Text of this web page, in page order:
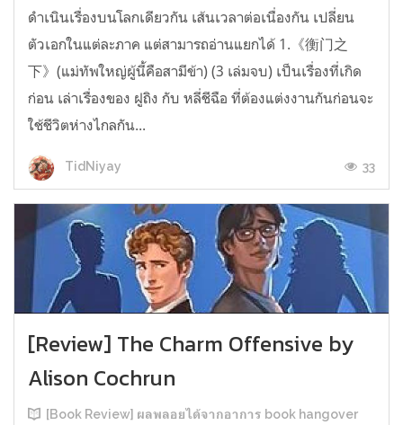
ดำเนินเรื่องบนโลกเดียวกัน เส้นเวลาต่อเนื่องกัน เปลี่ยน
ตัวเอกในแต่ละภาค แต่สามารถอ่านแยกได้ 1.《衡门之
下》(แม่ทัพใหญ่ผู้นี้คือสามีข้า) (3 เล่มจบ) เป็นเรื่องที่เกิด
ก่อน เล่าเรื่องของ ฝูถิง กับ หลี่ชีฉือ ที่ต้องแต่งงานกันก่อนจะ
ใช้ชีวิตห่างไกลกัน...
TidNiyay 33
[Review] The Charm Offensive by
Alison Cochrun
[Book Review] ผลพลอยได้จากอาการ book hangover